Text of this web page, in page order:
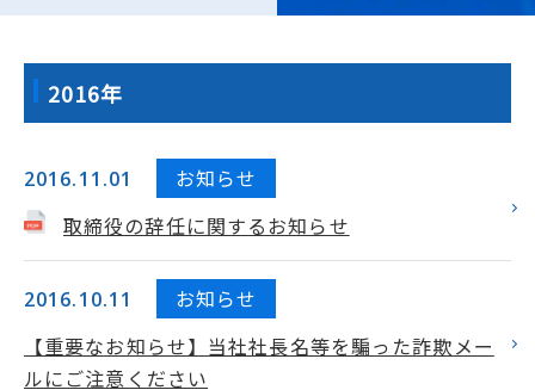
2016年
2016.11.01
お知らせ
取締役の辞任に関するお知らせ
2016.10.11
お知らせ
【重要なお知らせ】当社社長名等を騙った詐欺メー
ルにご注意ください